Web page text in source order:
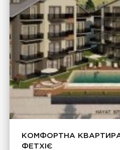
КОМФОРТНА КВАРТИРА
ФЕТХІЄ